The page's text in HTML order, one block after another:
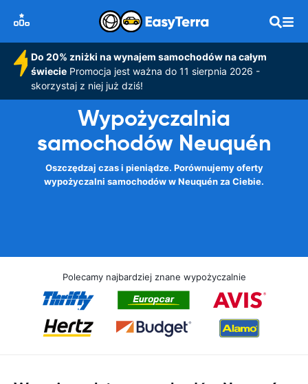
Do 20% zniżki na wynajem samochodów na całym
świeciePromocja jest ważna do 11 sierpnia 2026 -
skorzystaj z niej już dziś!
Wypożyczalnia
samochodów Neuquén
Oszczędzaj czas i pieniądze. Porównujemy oferty
wypożyczalni samochodów w Neuquén za Ciebie.
Polecamy najbardziej znane wypożyczalnie